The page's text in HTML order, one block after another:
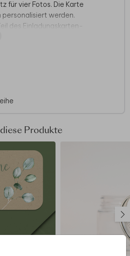
für vier Fotos. Die Karte
personalisiert werden.
des Einladungskarten-
Inspiration? Sieh dir
zur Jugendweihe
Produkte